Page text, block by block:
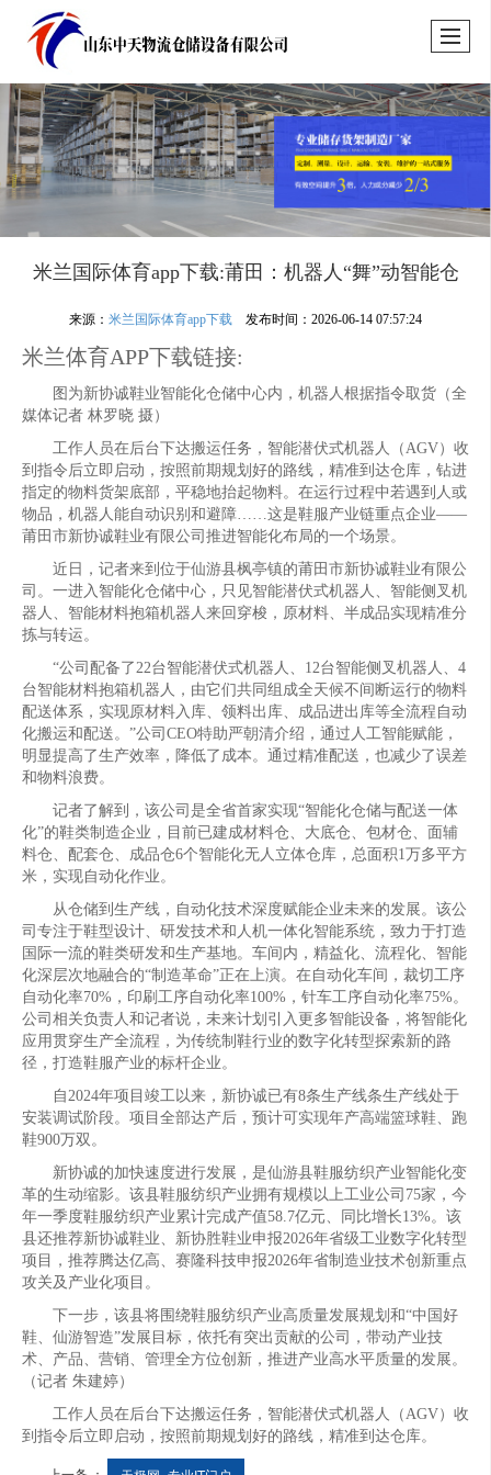
米兰国际体育app下载:莆田：机器人“舞”动智能仓
来源：米兰国际体育app下载 发布时间：2026-06-14 07:57:24
米兰体育APP下载链接:
图为新协诚鞋业智能化仓储中心内，机器人根据指令取货（全
媒体记者 林罗晓 摄）
工作人员在后台下达搬运任务，智能潜伏式机器人（AGV）收
到指令后立即启动，按照前期规划好的路线，精准到达仓库，钻进
指定的物料货架底部，平稳地抬起物料。在运行过程中若遇到人或
物品，机器人能自动识别和避障……这是鞋服产业链重点企业——
莆田市新协诚鞋业有限公司推进智能化布局的一个场景。
近日，记者来到位于仙游县枫亭镇的莆田市新协诚鞋业有限公
司。一进入智能化仓储中心，只见智能潜伏式机器人、智能侧叉机
器人、智能材料抱箱机器人来回穿梭，原材料、半成品实现精准分
拣与转运。
“公司配备了22台智能潜伏式机器人、12台智能侧叉机器人、4
台智能材料抱箱机器人，由它们共同组成全天候不间断运行的物料
配送体系，实现原材料入库、领料出库、成品进出库等全流程自动
化搬运和配送。”公司CEO特助严朝清介绍，通过人工智能赋能，
明显提高了生产效率，降低了成本。通过精准配送，也减少了误差
和物料浪费。
记者了解到，该公司是全省首家实现“智能化仓储与配送一体
化”的鞋类制造企业，目前已建成材料仓、大底仓、包材仓、面辅
料仓、配套仓、成品仓6个智能化无人立体仓库，总面积1万多平方
米，实现自动化作业。
从仓储到生产线，自动化技术深度赋能企业未来的发展。该公
司专注于鞋型设计、研发技术和人机一体化智能系统，致力于打造
国际一流的鞋类研发和生产基地。车间内，精益化、流程化、智能
化深层次地融合的“制造革命”正在上演。在自动化车间，裁切工序
自动化率70%，印刷工序自动化率100%，针车工序自动化率75%。
公司相关负责人和记者说，未来计划引入更多智能设备，将智能化
应用贯穿生产全流程，为传统制鞋行业的数字化转型探索新的路
径，打造鞋服产业的标杆企业。
自2024年项目竣工以来，新协诚已有8条生产线条生产线处于
安装调试阶段。项目全部达产后，预计可实现年产高端篮球鞋、跑
鞋900万双。
新协诚的加快速度进行发展，是仙游县鞋服纺织产业智能化变
革的生动缩影。该县鞋服纺织产业拥有规模以上工业公司75家，今
年一季度鞋服纺织产业累计完成产值58.7亿元、同比增长13%。该
县还推荐新协诚鞋业、新协胜鞋业申报2026年省级工业数字化转型
项目，推荐腾达亿高、赛隆科技申报2026年省制造业技术创新重点
攻关及产业化项目。
下一步，该县将围绕鞋服纺织产业高质量发展规划和“中国好
鞋、仙游智造”发展目标，依托有突出贡献的公司，带动产业技
术、产品、营销、管理全方位创新，推进产业高水平质量的发展。
（记者 朱建婷）
工作人员在后台下达搬运任务，智能潜伏式机器人（AGV）收
到指令后立即启动，按照前期规划好的路线，精准到达仓库。